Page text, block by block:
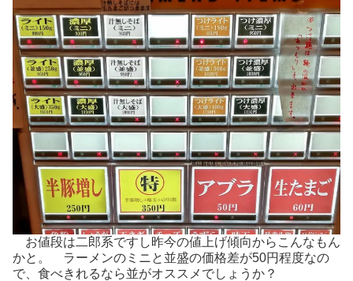
お値段は二郎系ですし昨今の値上げ傾向からこんなもん
かと。 ラーメンのミニと並盛の価格差が50円程度なの
で、食べきれるなら並がオススメでしょうか？